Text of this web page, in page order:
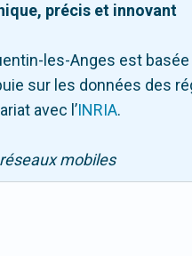
précis et innovant
les-Anges est
sur les données des
avec l ’INRIA.
mobiles